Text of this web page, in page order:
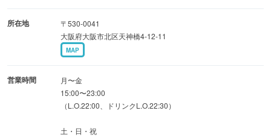
ぜひ「た藁や 天満店」で楽しいひとときをお過ごしくださ
所在地
〒530-0041
大阪府大阪市北区天神橋4-12-11
MAP
営業時間
月〜金
15:00〜23:00
（L.O.22:00、ドリンクL.O.22:30）
土・日・祝